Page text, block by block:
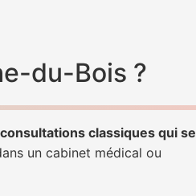
du-Bois ?
classiques qui se
un cabinet médical ou